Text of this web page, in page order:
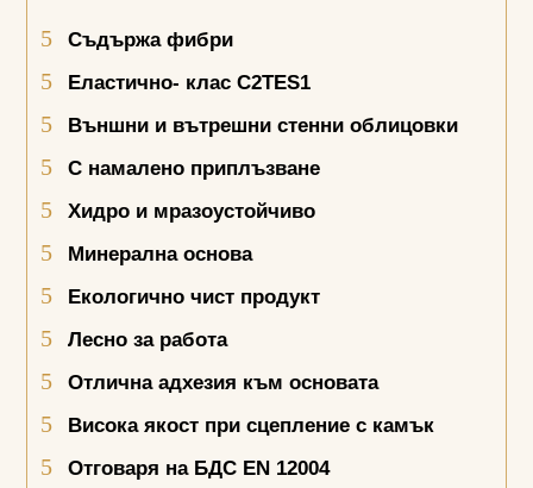
Съдържа фибри
Еластично- клас С2ТЕS1
Външни и вътрешни стенни облицовки
С намалено приплъзване
Хидро и мразоустойчиво
Минерална основа
Екологично чист продукт
Лесно за работа
Отлична адхезия към основата
Висока якост при сцепление с камък
Отговаря на БДС EN 12004